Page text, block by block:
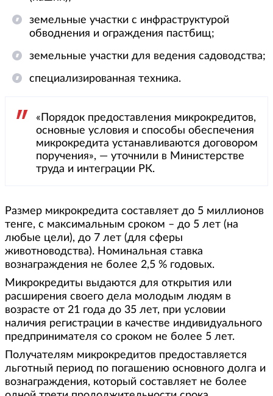
земельные участки с инфраструктурой
обводнения и ограждения пастбищ;
земельные участки для ведения садоводства;
специализированная техника.
«Порядок предоставления микрокредитов,
основные условия и способы обеспечения
микрокредита устанавливаются договором
поручения», — уточнили в Министерстве
труда и интеграции РК.
Размер микрокредита составляет до 5 миллионов
тенге, с максимальным сроком – до 5 лет (на
любые цели), до 7 лет (для сферы
животноводства). Номинальная ставка
вознаграждения не более 2,5 % годовых.
Микрокредиты выдаются для открытия или
расширения своего дела молодым людям в
возрасте от 21 года до 35 лет, при условии
наличия регистрации в качестве индивидуального
предпринимателя со сроком не более 5 лет.
Получателям микрокредитов предоставляется
льготный период по погашению основного долга и
вознаграждения, который составляет не более